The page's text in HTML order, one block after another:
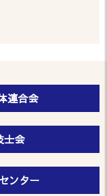
連合会
士会
ンター